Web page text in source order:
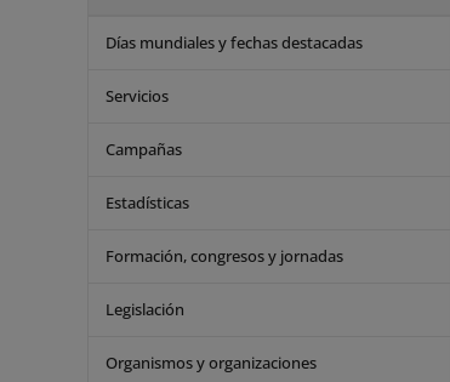
Días mundiales y fechas destacadas
Servicios
Campañas
Estadísticas
Formación, congresos y jornadas
Legislación
Organismos y organizaciones